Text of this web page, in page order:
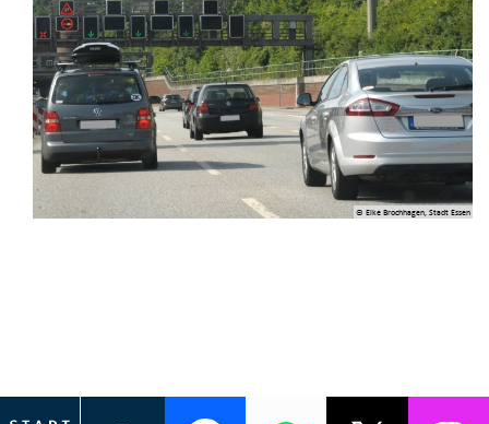
© Elke Brochhagen, Stadt Essen